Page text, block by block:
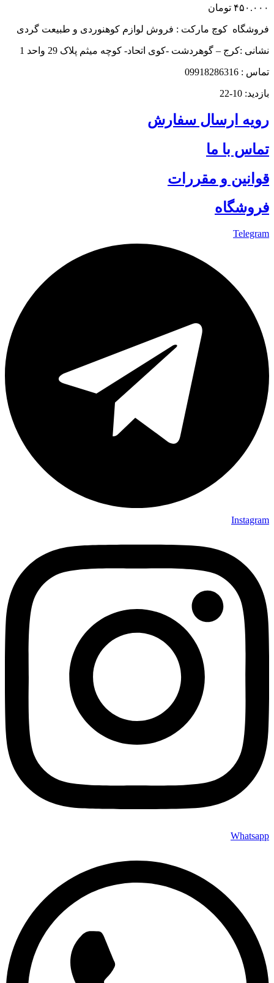
۴۵۰.۰۰۰ تومان
فروشگاه کوچ مارکت : فروش لوازم کوهنوردی و طبیعت گردی
نشانی :کرج – گوهردشت -کوی اتحاد- کوچه میثم پلاک 29 واحد 1
تماس : 09918286316
بازدید: 10-22
رویه ارسال سفارش
تماس با ما
قوانین و مقررات
فروشگاه
Telegram
Instagram
Whatsapp